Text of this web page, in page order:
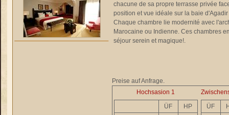
chacune de sa propre terrasse privée
position et vue idéale sur la baie
Chaque chambre lie modernité avec
Marocaine ou Indienne. Ces chambres
séjour serein et magique!.
Preise auf Anfrage.
Hochsasion 1
ÜF
HP
ÜF